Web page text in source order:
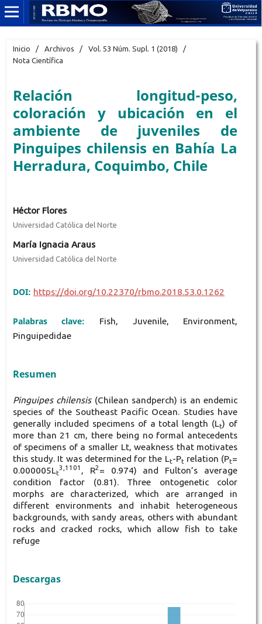
Inicio / Archivos / Vol. 53 Núm. Supl. 1 (2018)
/
Nota Científica
Relación longitud-peso,
coloración y ubicación en el
ambiente de juveniles de
Pinguipes chilensis en Bahía La
Herradura, Coquimbo, Chile
Héctor Flores
Universidad Católica del Norte
María Ignacia Araus
Universidad Católica del Norte
DOI: https://doi.org/10.22370/rbmo.2018.53.0.1262
Palabras clave:
Fish, Juvenile, Environment,
Pinguipedidae
Resumen
Pinguipes chilensis(Chilean sandperch) is an endemic
species of the Southeast Pacific Ocean. Studies have
generally included specimens of a total length (Lt) of
more than 21 cm, there being no formal antecedents
of specimens of a smaller Lt, weakness that motivates
this study. It was determined for the Lt-Ptrelation (Pt=
0.000005Lt
3,1101 , R2 = 0.974) and Fulton’s average
condition factor (0.81). Three ontogenetic color
morphs are characterized, which are arranged in
different environments and inhabit heterogeneous
backgrounds, with sandy areas, others with abundant
rocks and cracked rocks, which allow fish to take
refuge
Descargas